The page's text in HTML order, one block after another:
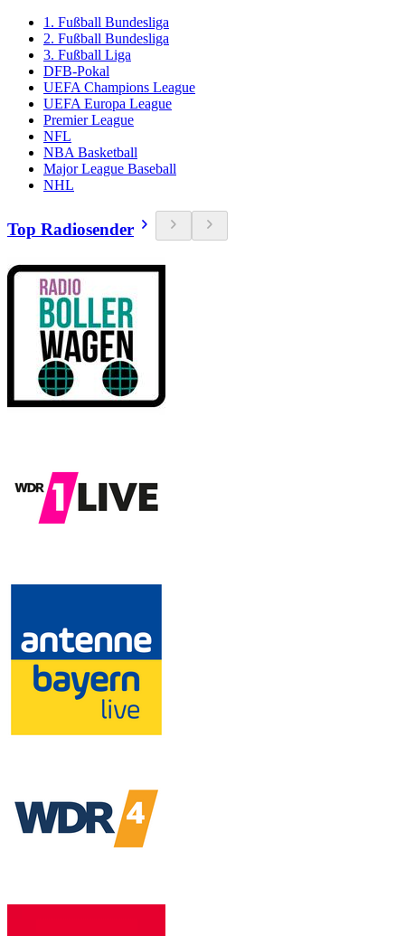
1. Fußball Bundesliga
2. Fußball Bundesliga
3. Fußball Liga
DFB-Pokal
UEFA Champions League
UEFA Europa League
Premier League
NFL
NBA Basketball
Major League Baseball
NHL
Top Radiosender